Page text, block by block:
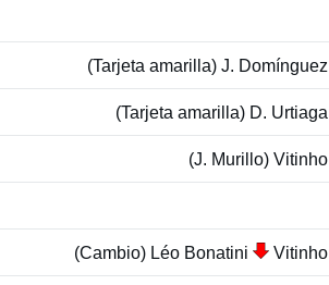
(Tarjeta amarilla) J. Domínguez
(Tarjeta amarilla) D. Urtiaga
(J. Murillo) Vitinho
(Cambio) Léo Bonatini Vitinho